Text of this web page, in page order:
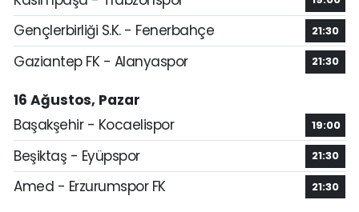
Gençlerbirliği S.K. - Fenerbahçe 21:30
Gaziantep FK - Alanyaspor 21:30
16 Ağustos, Pazar
Başakşehir - Kocaelispor
19:00
Beşiktaş - Eyüpspor 21:30
Amed - Erzurumspor FK 21:30